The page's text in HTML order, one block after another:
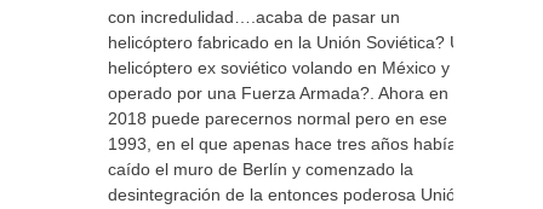
con incredulidad….acaba de pasar un
helicóptero fabricado en la Unión Soviética? Un
helicóptero ex soviético volando en México y
operado por una Fuerza Armada?. Ahora en el
2018 puede parecernos normal pero en ese
1993, en el que apenas hace tres años había
caído el muro de Berlín y comenzado la
desintegración de la entonces poderosa Unión